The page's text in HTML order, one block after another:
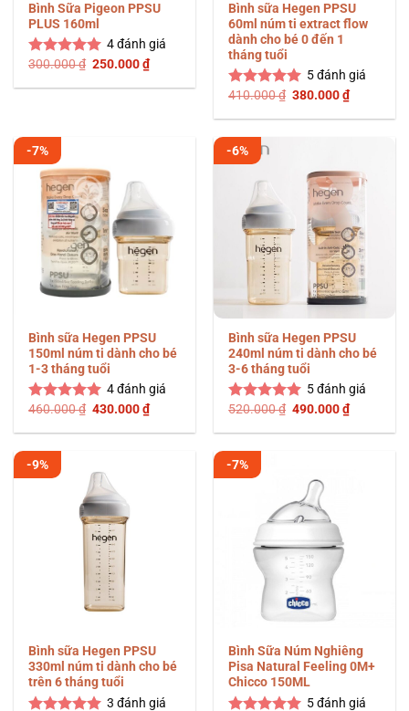
Bình Sữa Pigeon PPSU
PLUS 160ml
Được xếp
4đánh giá
300.000₫ Giá
là:
250.000₫Giá
hiện
tại
Bình sữa Hegen PPSU
60ml núm ti extract flow
dành cho bé 0 đến 1
tháng tuổi
Được xếp
5đánh giá
410.000₫ Giá
là:
380.000₫Giá
hiện
tại
-7%
Bình sữa Hegen PPSU
150ml núm ti dành cho bé
1-3 tháng tuổi
Được xếp
4đánh giá
460.000₫ Giá
là:
430.000₫Giá
hiện
tại
-6%
Bình sữa Hegen PPSU
240ml núm ti dành cho bé
3-6 tháng tuổi
Được xếp
5đánh giá
520.000₫ Giá
là:
490.000₫Giá
hiện
tại
-9%
Bình sữa Hegen PPSU
330ml núm ti dành cho bé
trên 6 tháng tuổi
3 đánh giá
-7%
Bình Sữa Núm Nghiêng
Pisa Natural Feeling 0M+
Chicco 150ML
5đánh giá